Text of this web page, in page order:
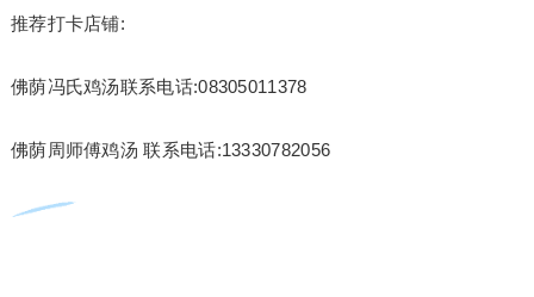
推荐打卡店铺:
佛荫冯氏鸡汤联系电话:08305011378
佛荫周师傅鸡汤 联系电话:13330782056